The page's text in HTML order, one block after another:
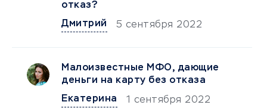
отказ?
Дмитрий
5 сентября 2022
Малоизвестные МФО, дающие
деньги на карту без отказа
Екатерина
1 сентября 2022